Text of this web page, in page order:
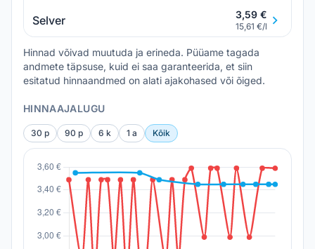
Selver 3,59 €
15,61 €/l
Hinnad võivad muutuda ja erineda. Püüame tagada
andmete täpsuse, kuid ei saa garanteerida, et siin
esitatud hinnaandmed on alati ajakohased või õiged.
HINNAAJALUGU
30 p 90 p 6 k 1 a Kõik